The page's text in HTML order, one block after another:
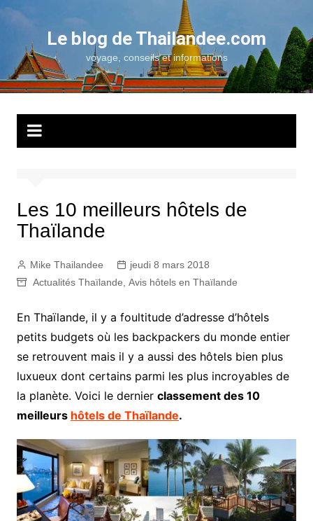
Aller
contenu
Le blog de Thailandee.com
voyage, conseils et informations
Les 10 meilleurs hôtels de
Thaïlande
Mike Thailandee
jeudi 8 mars 2018
Actualités Thaïlande Avis hôtels en Thaïlande
En Thaïlande, il y a foultitude d’adresse d’hôtels
petits budgets où les backpackers du monde entier
se retrouvent mais il y a aussi des hôtels bien plus
luxueux dont certains parmi les plus incroyables de
la planète. Voici le dernier classement des 10
meilleurs hôtels de Thaïlande.